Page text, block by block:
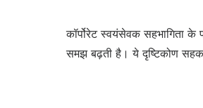
कॉर्पोरेट स्वयंसेवक सहभागिता
समझ बढ़ती है। ये दृष्टिकोण